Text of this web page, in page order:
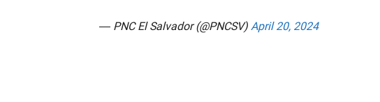
— PNC El Salvador (@PNCSV) April 20, 2024